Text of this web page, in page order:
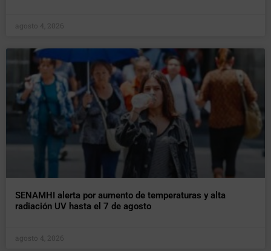
agosto 4, 2026
SENAMHI alerta por aumento de temperaturas y alta
radiación UV hasta el 7 de agosto
agosto 4, 2026